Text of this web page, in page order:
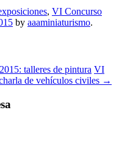
, VI Concurso
by aaaminiaturismo.
talleres de pintura VI
de vehículos civiles →